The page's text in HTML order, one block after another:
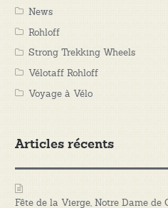
News
Rohloff
Strong Trekking Wheels
Vélotaff Rohloff
Voyage à Vélo
Articles récents
Fête de la Vierge, Notre Dame de